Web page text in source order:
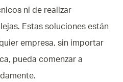
ni de realizar
Estas soluciones están
empresa, sin importar
pueda comenzar a